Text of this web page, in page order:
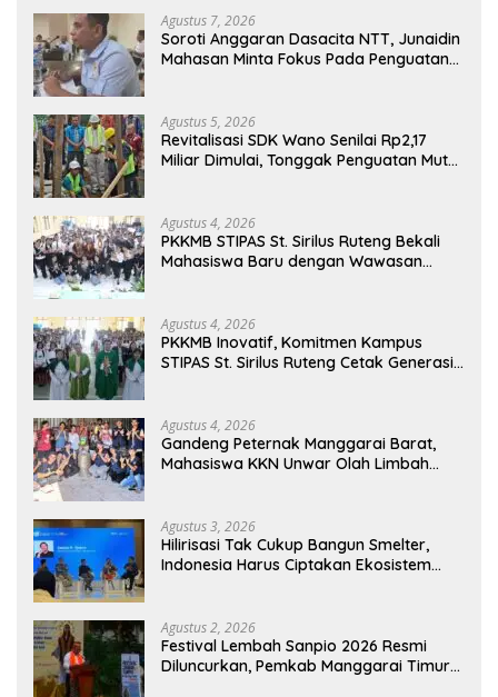
Agustus 7, 2026
Soroti Anggaran Dasacita NTT, Junaidin
Mahasan Minta Fokus Pada Penguatan
Agustus 5, 2026
Revitalisasi SDK Wano Senilai Rp2,17
Miliar Dimulai, Tonggak Penguatan Mutu
Agustus 4, 2026
PKKMB STIPAS St. Sirilus Ruteng Bekali
Mahasiswa Baru dengan Wawasan
Agustus 4, 2026
PKKMB Inovatif, Komitmen Kampus
STIPAS St. Sirilus Ruteng Cetak Generasi
Agustus 4, 2026
Gandeng Peternak Manggarai Barat,
Mahasiswa KKN Unwar Olah Limbah
Agustus 3, 2026
Hilirisasi Tak Cukup Bangun Smelter,
Indonesia Harus Ciptakan Ekosistem
Agustus 2, 2026
Festival Lembah Sanpio 2026 Resmi
Diluncurkan, Pemkab Manggarai Timur